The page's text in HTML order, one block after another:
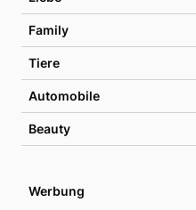
Family
Tiere
Automobile
Beauty
Werbung